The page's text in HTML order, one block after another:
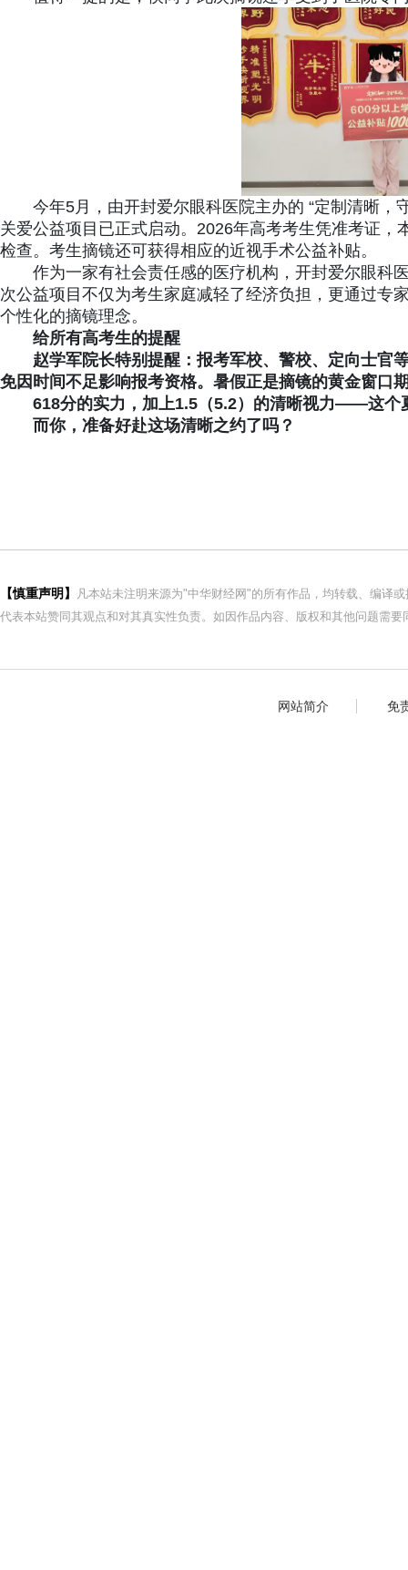
今年5月，由开封爱尔眼科医院主办的 “定制清晰
关爱公益项目已正式启动。2026年高考考生凭准考证
检查。考生摘镜还可获得相应的近视手术公益补贴。
作为一家有社会责任感的医疗机构，开封爱尔眼科
次公益项目不仅为考生家庭减轻了经济负担，更通过专
个性化的摘镜理念。
给所有高考生的提醒
赵学军院长特别提醒：报考军校、警校、定向士官
免因时间不足影响报考资格。暑假正是摘镜的黄金窗口
618分的实力，加上1.5（5.2）的清晰视力——这个
而你，准备好赴这场清晰之约了吗？
【慎重声明】
凡本站未注明来源为"中华财经网"的所有作品，均转载、编译
代表本站赞同其观点和对其真实性负责。如因作品内容、版权和其他问题需
网站简介 免